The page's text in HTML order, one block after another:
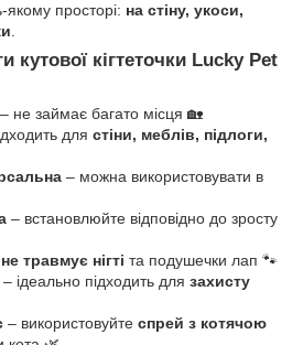
якому просторі: на стіну, укоси,
.
кутової кігтеточки Lucky Pet
– не займає багато місця 🏡
для стіни, меблів, підлоги,
– можна використовувати в
– встановлюйте відповідно до зросту
не травмує нігті та подушечки лап 🐾
– ідеально підходить для захисту
– використовуйте спрей з котячою